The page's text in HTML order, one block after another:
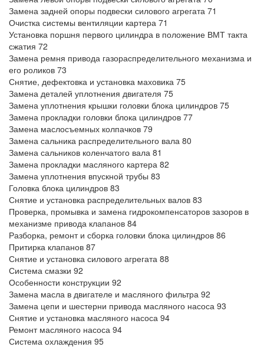
Замена задней опоры подвески силового агрегата 71
Очистка системы вентиляции картера 71
Установка поршня первого цилиндра в положение ВМТ такта
сжатия 72
Замена ремня привода газораспределительного механизма и
его роликов 73
Снятие, дефектовка и установка маховика 75
Замена деталей уплотнения двигателя 75
Замена уплотнения крышки головки блока цилиндров 75
Замена прокладки головки блока цилиндров 77
Замена маслосъемных колпачков 79
Замена сальника распределительного вала 80
Замена сальников коленчатого вала 81
Замена прокладки масляного картера 82
Замена уплотнения впускной трубы 83
Головка блока цилиндров 83
Снятие и установка распределительных валов 83
Проверка, промывка и замена гидрокомпенсаторов зазоров в
механизме привода клапанов 84
Разборка, ремонт и сборка головки блока цилиндров 86
Притирка клапанов 87
Снятие и установка силового агрегата 88
Система смазки 92
Особенности конструкции 92
Замена масла в двигателе и масляного фильтра 92
Замена цепи и шестерни привода масляного насоса 93
Снятие и установка масляного насоса 94
Ремонт масляного насоса 94
Система охлаждения 95